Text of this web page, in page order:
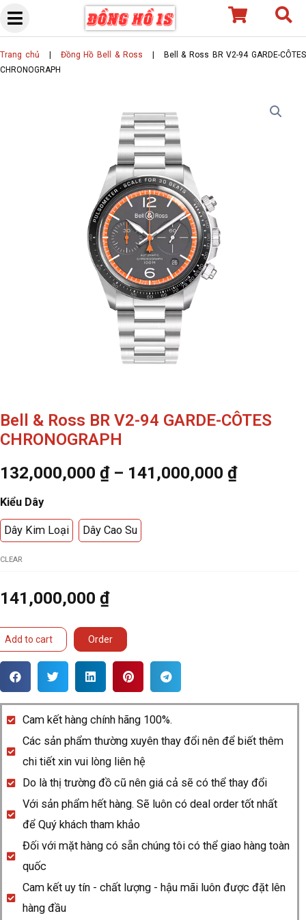
Skip
content
Trang chủ Đồng Hồ Bell & Ross
Bell & Ross BR V2-94 GARDE-CÔTES
CHRONOGRAPH
Bell & Ross BR V2-94 GARDE-CÔTES
CHRONOGRAPH
132,000,000 ₫– 141,000,000 ₫
Kiểu Dây
Dây Kim Loại Dây Cao Su
CLEAR
141,000,000 ₫
Add to cart Order
Cam kết hàng chính hãng 100%.
Các sản phẩm thường xuyên thay đổi nên để biết thêm
chi tiết xin vui lòng liên hệ
Do là thị trường đồ cũ nên giá cả sẽ có thể thay đổi
Với sản phẩm hết hàng. Sẽ luôn có deal order tốt nhất
để Quý khách tham khảo
Đối với mặt hàng có sẵn chúng tôi có thể giao hàng toàn
quốc
Cam kết uy tín - chất lượng - hậu mãi luôn được đặt lên
hàng đầu